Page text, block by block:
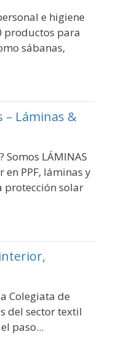
e higiene
productos para
sábanas,
– Láminas &
LÁMINAS
PPF, láminas y
protección solar
Colegiata de
del sector textil
paso...